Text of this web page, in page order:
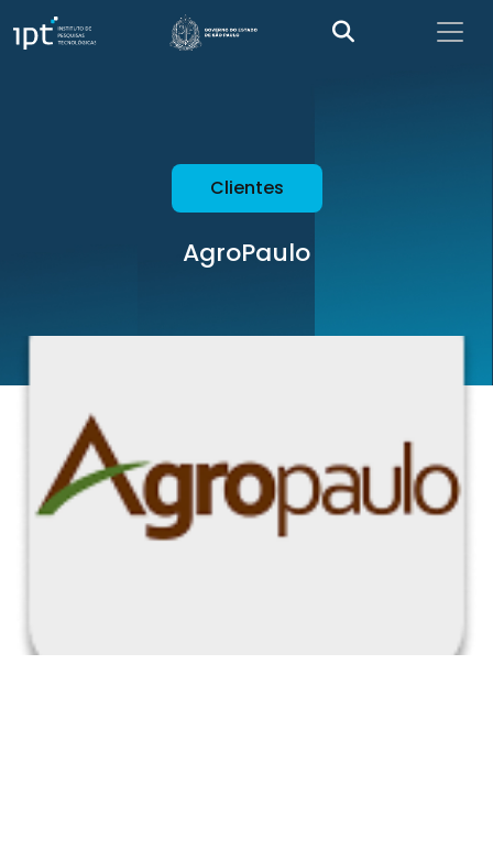
Clientes
AgroPaulo